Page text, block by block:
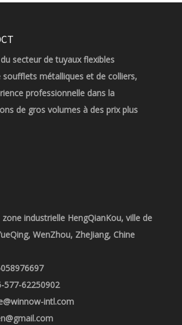
secteur de tuyaux flexibles
soufflets métalliques et de colliers,
professionnelle dans la
de gros volumes à des prix plus
industrielle HengQianKou, ville de
WenZhou, ZheJiang, Chine
577-62250902
intl.com